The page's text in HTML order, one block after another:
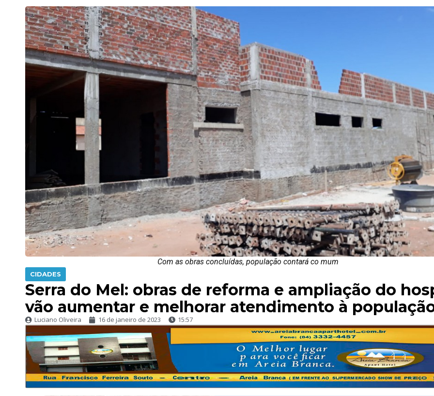
Com as obras concluídas, população contará co mum
CIDADES
Serra do Mel: obras de reforma e ampliação do
vão aumentar e melhorar atendimento à
Luciano Oliveira 16 de janeiro de 2023 15:57